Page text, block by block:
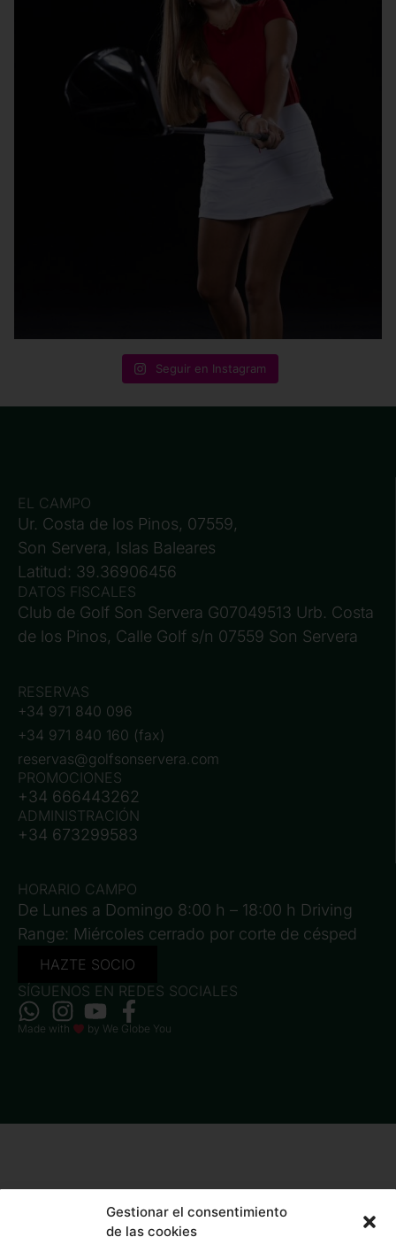
Gestionar el consentimiento
de las cookies
Seguir en Instagram
EL CAMPO
Ur. Costa de los Pinos, 07559,
Son Servera, Islas Baleares
Latitud: 39.36906456
DATOS FISCALES
Club de Golf Son Servera G07049513 Urb. Costa
de los Pinos, Calle Golf s/n 07559 Son Servera
RESERVAS
+34 971 840 096
+34 971 840 160 (fax)
reservas@golfsonservera.com
PROMOCIONES
+34 666443262
ADMINISTRACIÓN
+34 673299583
HORARIO CAMPO
De Lunes a Domingo 8:00 h – 18:00 h Driving
Range: Miércoles cerrado por corte de césped
HAZTE SOCIO
SÍGUENOS EN REDES SOCIALES
Made with by We Globe You